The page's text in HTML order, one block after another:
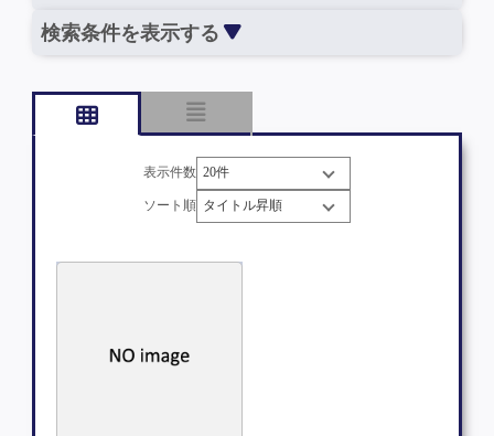
検索条件を表示する
表示件数
ソート順